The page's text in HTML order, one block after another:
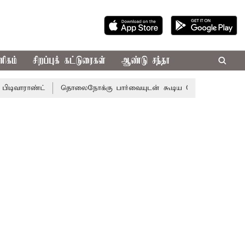
சிறப்புக் கட்டுரைகள் ஆண்டு சந்தா
தொலைநோக்கு பார்வையுடன் கூடிய வேளாண் பட்ஜெட்: